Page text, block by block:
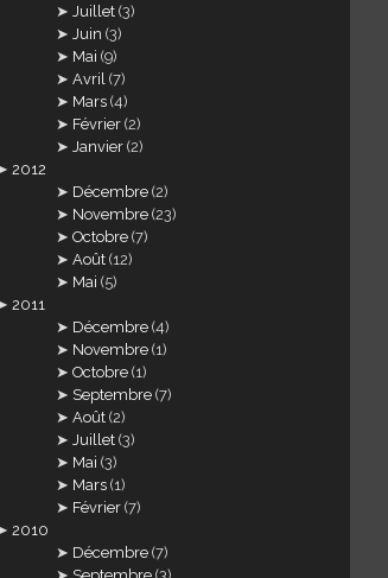
Juillet (3)
Juin (3)
Mai (9)
Avril (7)
Mars (4)
Février (2)
Janvier (2)
2012
Décembre (2)
Novembre (23)
Octobre (7)
Août (12)
Mai (5)
2011
Décembre (4)
Novembre (1)
Octobre (1)
Septembre (7)
Août (2)
Juillet (3)
Mai (3)
Mars (1)
Février (7)
2010
Décembre (7)